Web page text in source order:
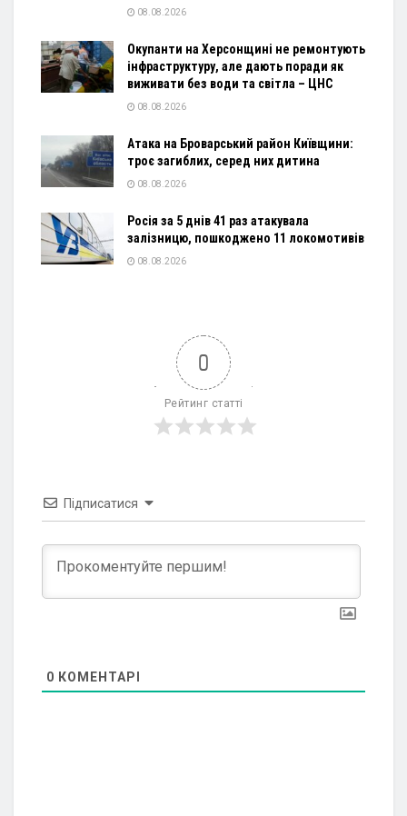
08.08.2026
Окупанти на Херсонщині не ремонтують
інфраструктуру, але дають поради як
виживати без води та світла – ЦНС
08.08.2026
Атака на Броварський район Київщини:
троє загиблих, серед них дитина
08.08.2026
Росія за 5 днів 41 раз атакувала
залізницю, пошкоджено 11 локомотивів
08.08.2026
0
Рейтинг статті
Підписатися
0 КОМЕНТАРІ